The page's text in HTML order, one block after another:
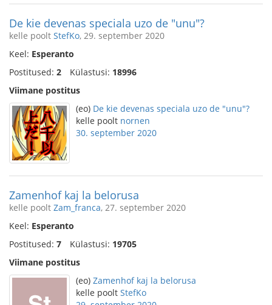
De kie devenas speciala uzo de "unu"?
kelle poolt StefKo, 29. september 2020
Keel: Esperanto
Postitused: 2 Külastusi: 18996
Viimane postitus
(eo) De kie devenas speciala uzo de "unu"?
kelle poolt nornen
30. september 2020
Zamenhof kaj la belorusa
kelle poolt Zam_franca, 27. september 2020
Keel: Esperanto
Postitused: 7 Külastusi: 19705
Viimane postitus
(eo) Zamenhof kaj la belorusa
kelle poolt StefKo